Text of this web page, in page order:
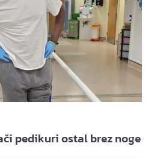
pedikuri ostal brez noge